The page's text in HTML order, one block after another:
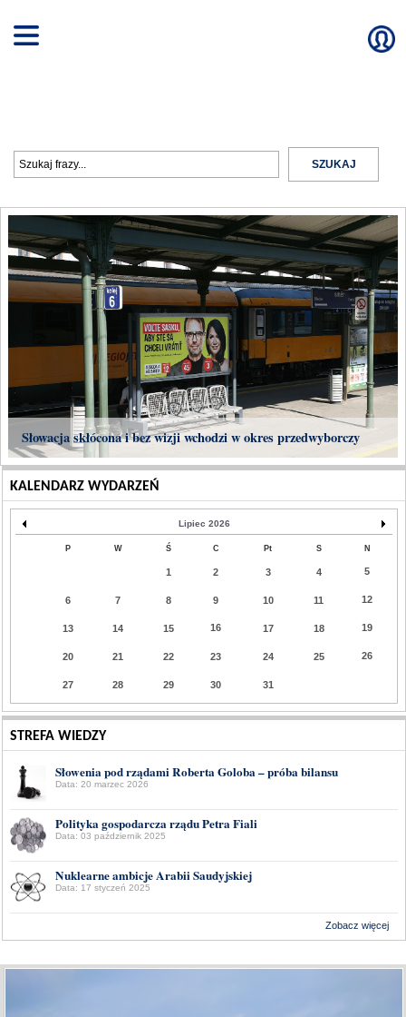
Słowacja skłócona i bez wizji wchodzi w okres przedwyborczy
KALENDARZ WYDARZEŃ
Lipiec 2026
P W Ś C Pt S N
1 2 3 4 5
6 7 8 9 10 11 12
13 14 15 16 17 18 19
20 21 22 23 24 25 26
27 28 29 30 31
STREFA WIEDZY
Słowenia pod rządami Roberta Goloba – próba bilansu
Data: 20 marzec 2026
Polityka gospodarcza rządu Petra Fiali
Data: 03 październik 2025
Nuklearne ambicje Arabii Saudyjskiej
Data: 17 styczeń 2025
Zobacz więcej